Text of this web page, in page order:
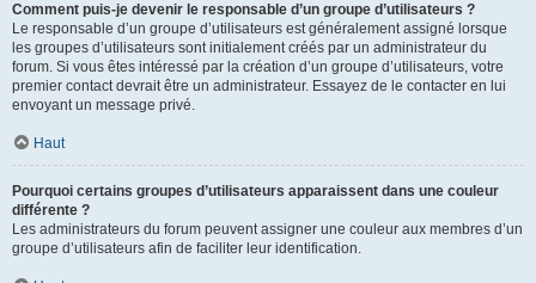
Comment puis-je devenir le responsable d’un groupe d’utilisateurs ?
Le responsable d’un groupe d’utilisateurs est généralement assigné lorsque
les groupes d’utilisateurs sont initialement créés par un administrateur du
forum. Si vous êtes intéressé par la création d’un groupe d’utilisateurs, votre
premier contact devrait être un administrateur. Essayez de le contacter en lui
envoyant un message privé.
Haut
Pourquoi certains groupes d’utilisateurs apparaissent dans une couleur
différente ?
Les administrateurs du forum peuvent assigner une couleur aux membres d’un
groupe d’utilisateurs afin de faciliter leur identification.